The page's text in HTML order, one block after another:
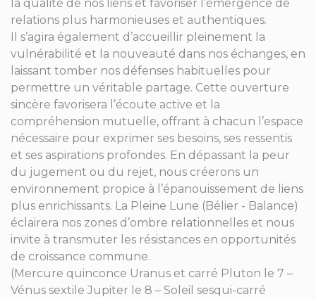
la qualité de nos liens et favoriser l’émergence de
relations plus harmonieuses et authentiques.
Il s’agira également d’accueillir pleinement la
vulnérabilité et la nouveauté dans nos échanges, en
laissant tomber nos défenses habituelles pour
permettre un véritable partage. Cette ouverture
sincère favorisera l’écoute active et la
compréhension mutuelle, offrant à chacun l’espace
nécessaire pour exprimer ses besoins, ses ressentis
et ses aspirations profondes. En dépassant la peur
du jugement ou du rejet, nous créerons un
environnement propice à l’épanouissement de liens
plus enrichissants. La Pleine Lune (Bélier - Balance)
éclairera nos zones d’ombre relationnelles et nous
invite à transmuter les résistances en opportunités
de croissance commune.
(Mercure quinconce Uranus et carré Pluton le 7 –
Vénus sextile Jupiter le 8 – Soleil sesqui-carré